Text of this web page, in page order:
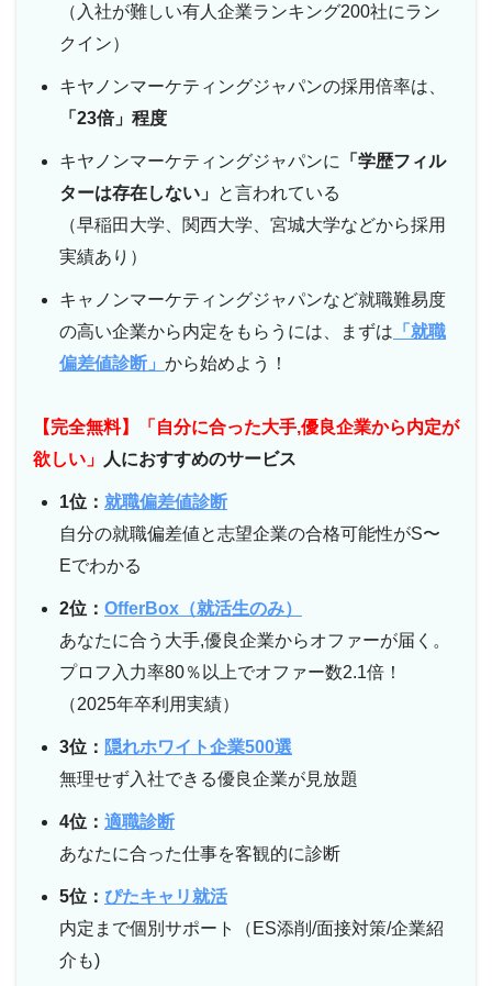
（入社が難しい有人企業ランキング200社にラン
クイン）
キヤノンマーケティングジャパンの採用倍率は、
「23倍」程度
キヤノンマーケティングジャパンに
「学歴フィル
ターは存在しない」 と言われている
（早稲田大学、関西大学、宮城大学などから採用
実績あり）
キャノンマーケティングジャパンなど就職難易度
の高い企業から内定をもらうには、まずは 「就職
偏差値診断」 から始めよう！
【完全無料】「自分に合った大手,優良企業から内定が
欲しい」
人におすすめのサービス
1位： 就職偏差値診断
自分の就職偏差値と志望企業の合格可能性がS〜
Eでわかる
2位： OfferBox（就活生のみ）
あなたに合う大手,優良企業からオファーが届く。
プロフ入力率80％以上でオファー数2.1倍！
（2025年卒利用実績）
3位： 隠れホワイト企業500選
無理せず入社できる優良企業が見放題
4位： 適職診断
あなたに合った仕事を客観的に診断
5位： ぴたキャリ就活
内定まで個別サポート（ES添削/面接対策/企業紹
介も)